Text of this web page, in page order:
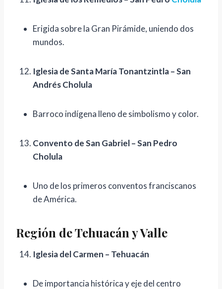
Erigida sobre la Gran Pirámide, uniendo dos
mundos.
Iglesia de Santa María Tonantzintla – San
Andrés Cholula
Barroco indígena lleno de simbolismo y color.
Convento de San Gabriel – San Pedro
Cholula
Uno de los primeros conventos franciscanos
de América.
Región de Tehuacán y Valle
Iglesia del Carmen – Tehuacán
De importancia histórica y eje del centro